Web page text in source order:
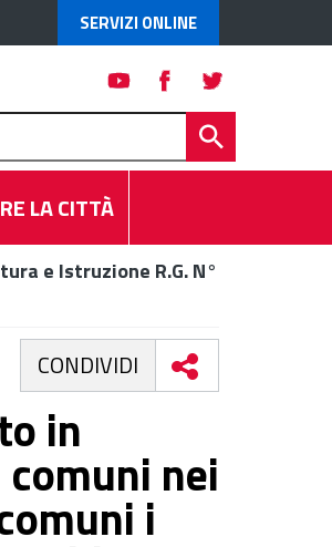
SERVIZI ONLINE
LA CITTÀ
e Istruzione R.G. N°
CONDIVIDI
in
nei
i